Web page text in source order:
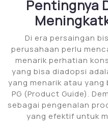
Pentingnya
Di era persaingan
perusahaan perlu
menarik perhatian
yang bisa diadopsi
yang menarik atau
PG (Product Guide).
sebagai pengenalan
yang efektif untuk